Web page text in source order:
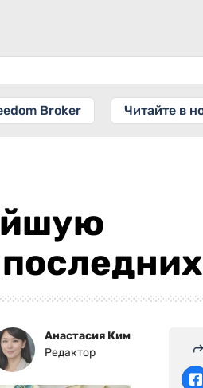
Broker Читайте в
Анастасия Ким
Редактор